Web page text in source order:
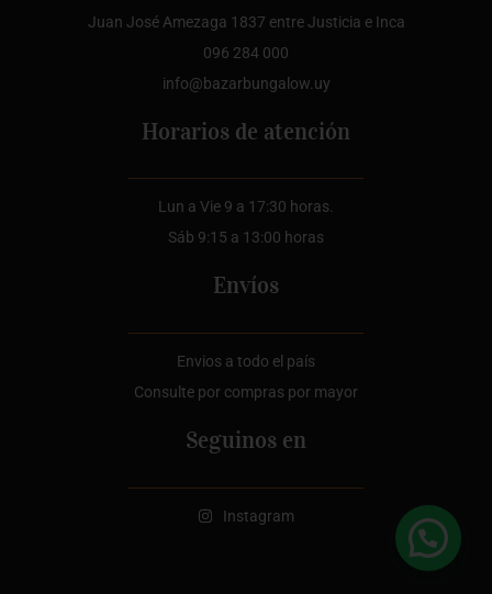
Juan José Amezaga 1837 entre Justicia e Inca
096 284 000
info@bazarbungalow.uy
Horarios de atención
Lun a Vie 9 a 17:30 horas.
Sáb 9:15 a 13:00 horas
Envíos
Envios a todo el país
Consulte por compras por mayor
Seguinos en
Instagram